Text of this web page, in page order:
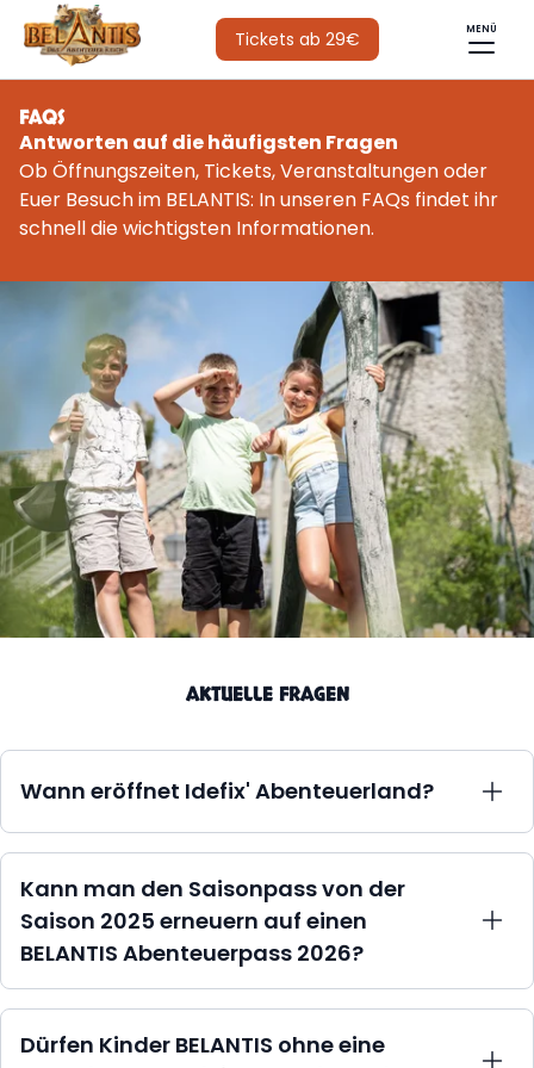
Tickets ab 29€ MENÜ
FAQS
Antworten auf die häufigsten Fragen
Ob Öffnungszeiten, Tickets, Veranstaltungen oder
Euer Besuch im BELANTIS: In unseren FAQs findet ihr
schnell die wichtigsten Informationen.
AKTUELLE FRAGEN
Wann eröffnet Idefix' Abenteuerland?
Idefix' Abenteuerland ist seit dem 27.05.2026
Kann man den Saisonpass von der
Saison 2025 erneuern auf einen
BELANTIS Abenteuerpass 2026?
Ja, auch in diesem Jahr belohnen wir wieder Eure
Treue! Wenn ihr einen Saisonpass 2025 habt (Ritter,
Graf oder König) konntet ihr diesen auf einen
Dürfen Kinder BELANTIS ohne eine